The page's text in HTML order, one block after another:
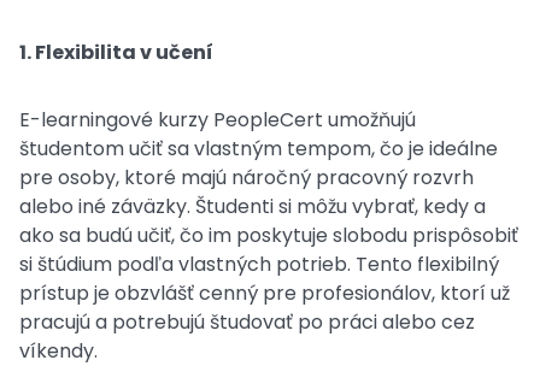
1. Flexibilita v učení
E-learningové kurzy PeopleCert umožňujú
študentom učiť sa vlastným tempom, čo je ideálne
pre osoby, ktoré majú náročný pracovný rozvrh
alebo iné záväzky. Študenti si môžu vybrať, kedy a
ako sa budú učiť, čo im poskytuje slobodu prispôsobiť
si štúdium podľa vlastných potrieb. Tento flexibilný
prístup je obzvlášť cenný pre profesionálov, ktorí už
pracujú a potrebujú študovať po práci alebo cez
víkendy.